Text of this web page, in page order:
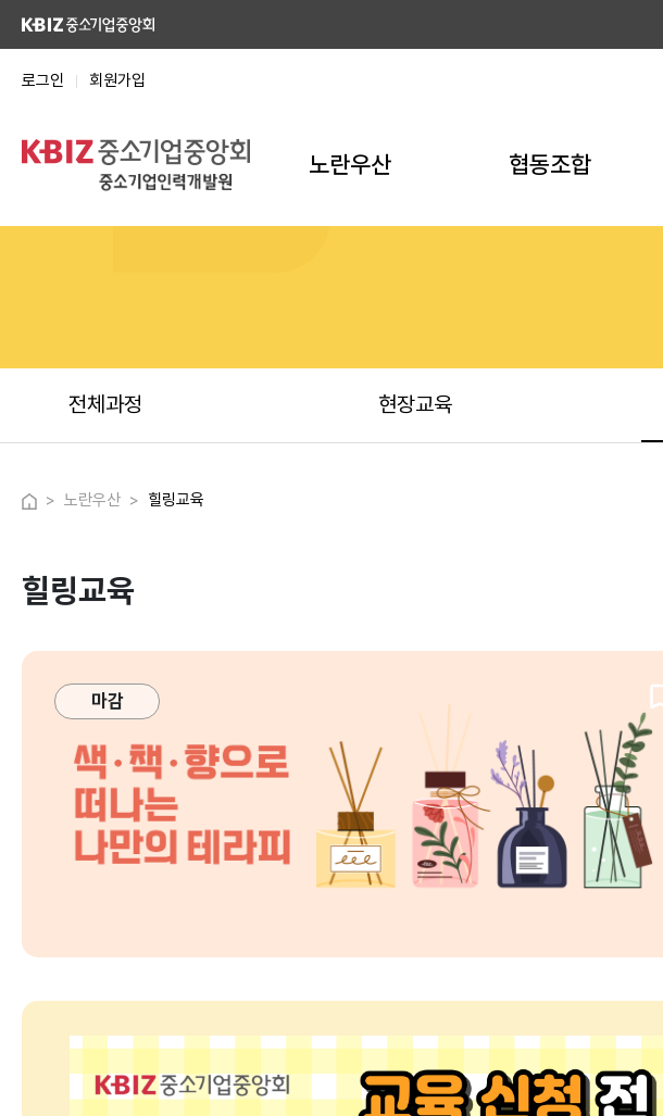
로그인 회원가입
노란우산
전체과정
협동조합
전체과정
전체과정 현장교육
노란우산 힐링교육
힐링교육
마감